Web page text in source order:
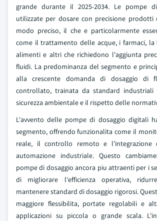
grande durante il 2025-2034. Le pompe
utilizzate per dosare con precisione prodotti
modo preciso, il che e particolarmente
come il trattamento delle acque, i farmaci, la
alimenti e altri che richiedono l'aggiunta
fluidi. La predominanza del segmento e
alla crescente domanda di dosaggio di
controllato, trainata da standard
sicurezza ambientale e il rispetto delle
L'avvento delle pompe di dosaggio digitali
segmento, offrendo funzionalita come il
reale, il controllo remoto e
automazione industriale. Questo
pompe di dosaggio ancora piu attraenti per i
di migliorare l'efficienza operativa,
mantenere standard di dosaggio rigorosi.
maggiore flessibilita, portate regolabili e
applicazioni su piccola o grande scala.